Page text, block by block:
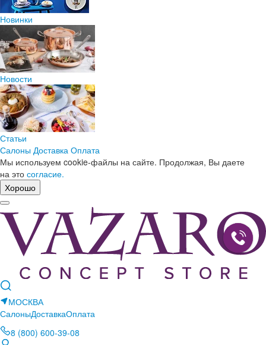
Новинки
Новости
Статьи
Салоны Доставка Оплата
Мы используем cookie-файлы на сайте. Продолжая, Вы даете
на это согласие.
Хорошо
МОСКВА
СалоныДоставкаОплата
8 (800) 600-39-08